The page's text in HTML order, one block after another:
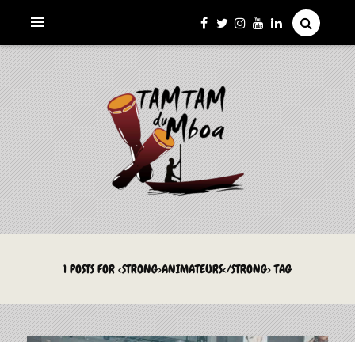
LE TAMTAM DU MBOA
La Culture du Mboa Dévoilée !
1 POSTS FOR <STRONG>ANIMATEURS</STRONG> TAG